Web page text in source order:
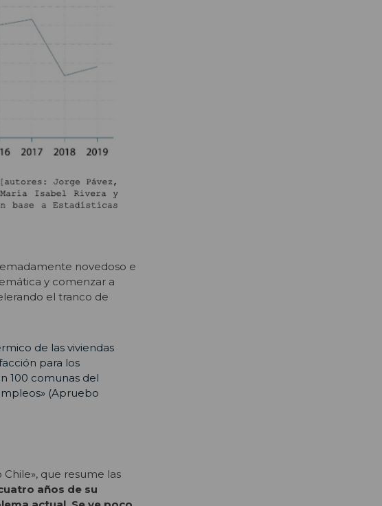
novedoso e
y comenzar a
el tranco de
de las viviendas
para los
100 comunas del
(Apruebo
que resume las
años de su